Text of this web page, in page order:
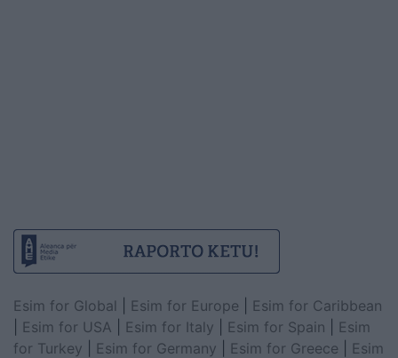
Esim for Global Esim for Europe
Esim for Caribbean
Esim for USA Esim for Italy Esim for Spain
Esim
for Turkey
Esim for Germany Esim for Greece
Esim